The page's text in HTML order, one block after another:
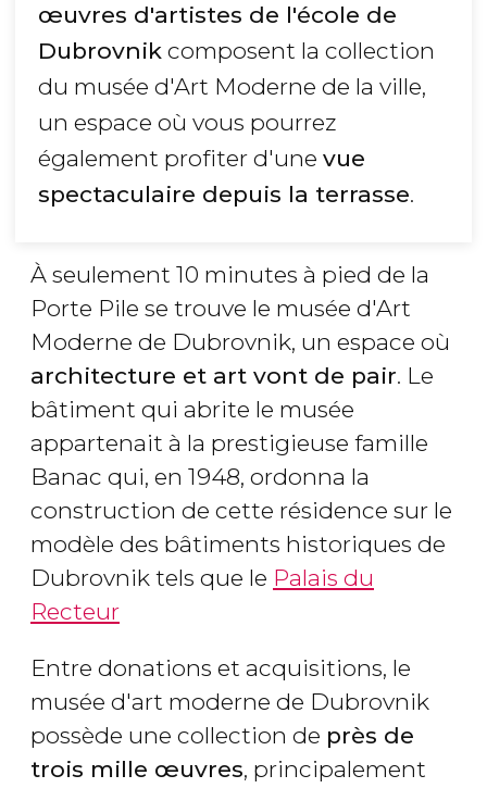
œuvres d'artistes de l'école de
Dubrovnik composent la collection
du musée d'Art Moderne de la ville,
un espace où vous pourrez
également profiter d'une vue
spectaculaire depuis la terrasse.
À seulement 10 minutes à pied de la
Porte Pile se trouve le musée d'Art
Moderne de Dubrovnik, un espace où
architecture et art vont de pair. Le
bâtiment qui abrite le musée
appartenait à la prestigieuse famille
Banac qui, en 1948, ordonna la
construction de cette résidence sur le
modèle des bâtiments historiques de
Dubrovnik tels que le Palais du
Recteur
Entre donations et acquisitions, le
musée d'art moderne de Dubrovnik
possède une collection de près de
trois mille œuvres, principalement